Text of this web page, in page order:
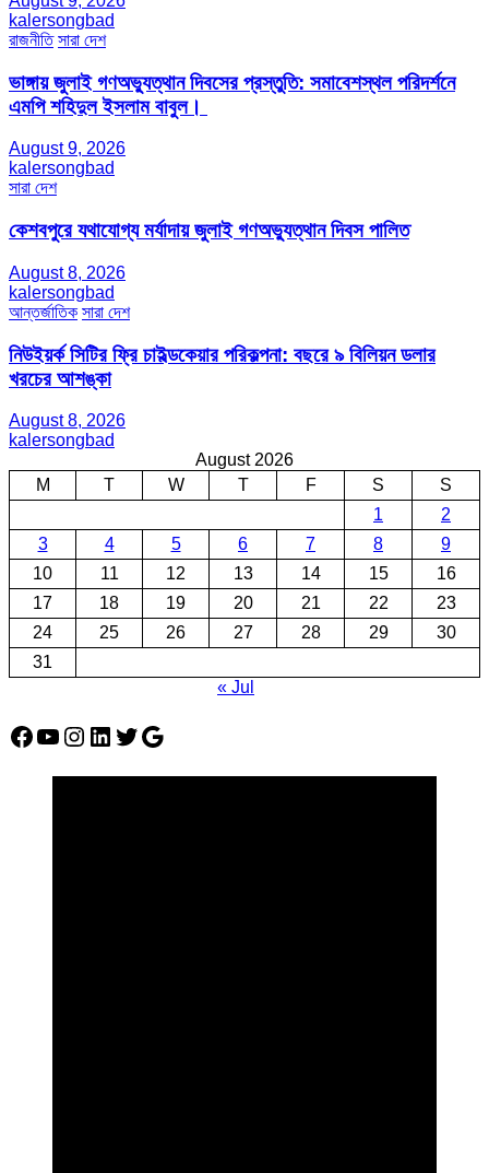
kalersongbad
রাজনীতি সারা দেশ
ভাঙ্গায় জুলাই গণঅভ্যুত্থান দিবসের প্রস্তুতি: সমাবেশস্থল পরিদর্শনে
এমপি শহিদুল ইসলাম বাবুল। ​
August 9, 2026
kalersongbad
সারা দেশ
কেশবপুরে যথাযোগ্য মর্যাদায় জুলাই গণঅভ্যুত্থান দিবস পালিত
August 8, 2026
kalersongbad
আন্তর্জাতিক সারা দেশ
নিউইয়র্ক সিটির ফ্রি চাইল্ডকেয়ার পরিকল্পনা: বছরে ৯ বিলিয়ন ডলার
খরচের আশঙ্কা
August 8, 2026
kalersongbad
August 2026
M
T W T F S
S
1
2
3
4 5 6 7 8
9
10
11 12 13 14 15
16
17
18 19 20 21 22
23
24
25 26 27 28 29
30
31
« Jul
Facebook
YouTube
Instagram
LinkedIn
Twitter
Google